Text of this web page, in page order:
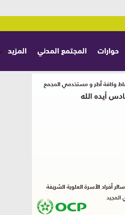
حوارات المجتمع المدني المزيد